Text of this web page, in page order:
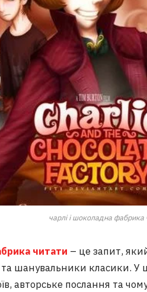
чарлі і шоколадна фабрика
читати – це запит,
шанувальники класики. У
авторське послання та